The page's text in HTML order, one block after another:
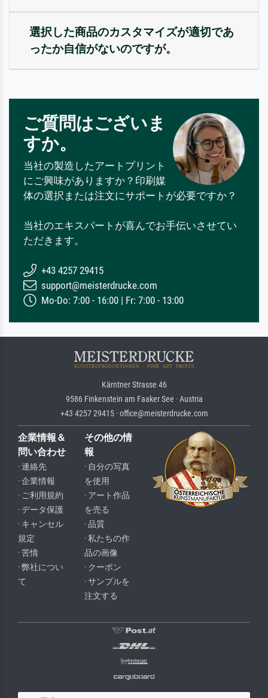
選択した商品のカスタマイズが適切であ
ったか自信がないのですが。
ご質問はございま
すか。
当社の製造したアートプリント
にご興味がありますか？印刷媒
体の選択または注文にサポートが必要ですか？
当社のエキスパートが喜んでお手伝いさせてい
ただきます。
+43 4257 29415
support@meisterdrucke.com
Mo-Do: 7:00 - 16:00 | Fr: 7:00 - 13:00
Kärntner Strasse 46
9586 Finkenstein am Faaker See · Austria
+43 4257 29415 · office@meisterdrucke.com
企業情報＆
問い合わせ
· 連絡先
· 企業情報
· ご利用規約
· データ保護
· キャンセル
規定
· 苦情
· 弊社につい
て
その他の情
報
· 自分の写真
を使用
· アート作品
を売る
· 品質
· 私たちの作
品の画像
· クーポン
· サンプルを
注文する